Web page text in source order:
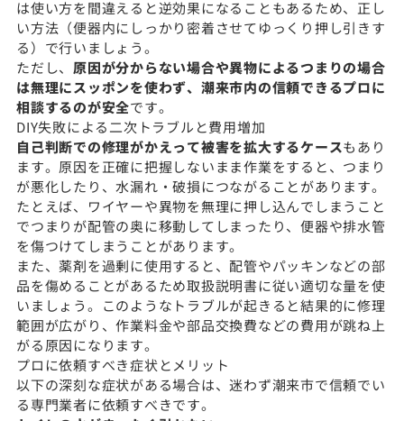
は使い方を間違えると逆効果になることもあるため、正し
い方法（便器内にしっかり密着させてゆっくり押し引きす
る）で行いましょう。
ただし、 原因が分からない場合や異物によるつまりの場合
は無理にスッポンを使わず、潮来市内の信頼できるプロに
相談するのが安全です。
DIY失敗による二次トラブルと費用増加
自己判断での修理がかえって被害を拡大するケースもあり
ます。原因を正確に把握しないまま作業をすると、つまり
が悪化したり、水漏れ・破損につながることがあります。
たとえば、ワイヤーや異物を無理に押し込んでしまうこと
でつまりが配管の奥に移動してしまったり、便器や排水管
を傷つけてしまうことがあります。
また、薬剤を過剰に使用すると、配管やパッキンなどの部
品を傷めることがあるため取扱説明書に従い適切な量を使
いましょう。このようなトラブルが起きると結果的に修理
範囲が広がり、作業料金や部品交換費などの費用が跳ね上
がる原因になります。
プロに依頼すべき症状とメリット
以下の深刻な症状がある場合は、迷わず潮来市で信頼でい
る専門業者に依頼すべきです。